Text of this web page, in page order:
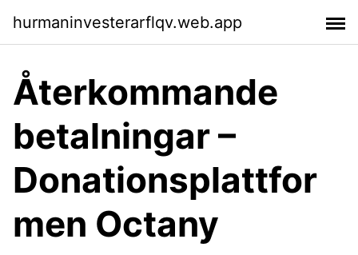
hurmaninvesterarflqv.web.app
Återkommande
betalningar –
Donationsplattfor
men Octany